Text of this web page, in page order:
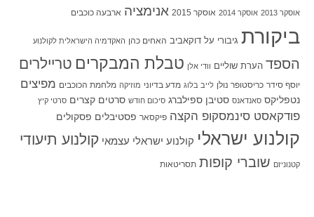
אוסקר 2013 אוסקר 2014 אוסקר 2015 אנימציה ארבעה כוכבים
ביקורת גיבורי על דוקאביב האחים כהן האקדמיה הישראלית לקולנוע
הספד הערת שוליים וודי אלן טבלת המבקרים טריילרים
יוסף סידר כריסטופר נולן לייב בלוג מדע בדיוני מוזיקה מלחמת הכוכבים מפיצים
נטפליקס סאנדאנס סטיבן ספילברג סיכום חודש סרטים קצרים סרטי קיץ
פודקאסט סינמסקופ הקצה פיקסאר פסטיבלים פסקולים
קולנוע ישראלי קולנוע ישראלי עצמאי קולנוע תיעודי
קטנוניזם שוברי קופות תסריטאות